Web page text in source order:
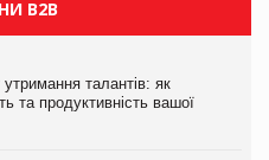
B2B
утримання талантів: як
та продуктивність вашої